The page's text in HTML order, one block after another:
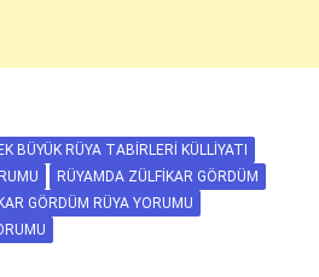
BÜYÜK RÜYA TABIRLERI KÜLLIYATI
RÜYAMDA ZÜLFIKAR GÖRDÜM
GÖRDÜM RÜYA YORUMU